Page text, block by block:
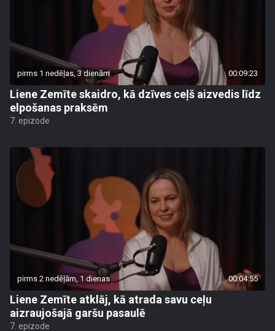
pirms 1 nedēļas, 3 dienām 00:09:23
Liene Zemīte skaidro, kā dzīves ceļš aizvedis līdz
elpošanas praksēm
7. epizode
pirms 2 nedēļām, 1 dienas 00:04:55
Liene Zemīte atklāj, kā atrada savu ceļu
aizraujošajā garšu pasaulē
7. epizode